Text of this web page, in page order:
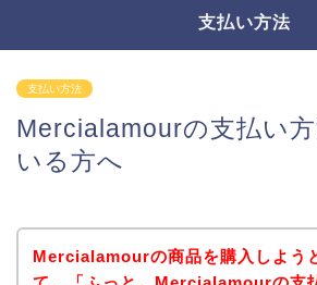
支払い方法
支払い方法
Mercialamourの支払い
いる方へ
Mercialamourの商品を購入しよう